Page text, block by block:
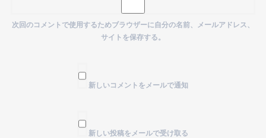
次回のコメントで使用するためブラウザーに自分の名前、メールアドレス、
サイトを保存する。
新しいコメントをメールで通知
新しい投稿をメールで受け取る